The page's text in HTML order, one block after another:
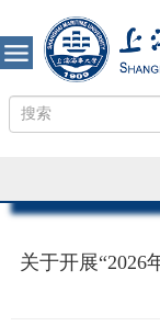
关于开展“2026